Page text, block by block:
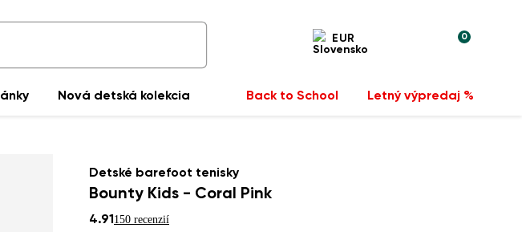
EUR 0
Nová detská kolekcia Back to School Letný výpredaj %
Detské barefoot tenisky
Bounty Kids - Coral Pink
4.91 150 recenzií